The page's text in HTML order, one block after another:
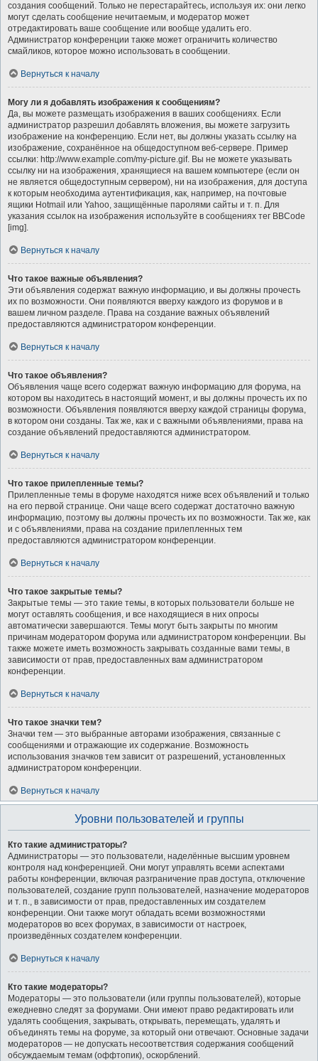
создания сообщений. Только не перестарайтесь, используя их: они легко
могут сделать сообщение нечитаемым, и модератор может
отредактировать ваше сообщение или вообще удалить его.
Администратор конференции также может ограничить количество
смайликов, которое можно использовать в сообщении.
Вернуться к началу
Могу ли я добавлять изображения к сообщениям?
Да, вы можете размещать изображения в ваших сообщениях. Если
администратор разрешил добавлять вложения, вы можете загрузить
изображение на конференцию. Если нет, вы должны указать ссылку на
изображение, сохранённое на общедоступном веб-сервере. Пример
ссылки: http://www.example.com/my-picture.gif. Вы не можете указывать
ссылку ни на изображения, хранящиеся на вашем компьютере (если он
не является общедоступным сервером), ни на изображения, для доступа
к которым необходима аутентификация, как, например, на почтовые
ящики Hotmail или Yahoo, защищённые паролями сайты и т. п. Для
указания ссылок на изображения используйте в сообщениях тег BBCode
[img].
Вернуться к началу
Что такое важные объявления?
Эти объявления содержат важную информацию, и вы должны прочесть
их по возможности. Они появляются вверху каждого из форумов и в
вашем личном разделе. Права на создание важных объявлений
предоставляются администратором конференции.
Вернуться к началу
Что такое объявления?
Объявления чаще всего содержат важную информацию для форума, на
котором вы находитесь в настоящий момент, и вы должны прочесть их по
возможности. Объявления появляются вверху каждой страницы форума,
в котором они созданы. Так же, как и с важными объявлениями, права на
создание объявлений предоставляются администратором.
Вернуться к началу
Что такое прилепленные темы?
Прилепленные темы в форуме находятся ниже всех объявлений и только
на его первой странице. Они чаще всего содержат достаточно важную
информацию, поэтому вы должны прочесть их по возможности. Так же, как
и с объявлениями, права на создание прилепленных тем
предоставляются администратором конференции.
Вернуться к началу
Что такое закрытые темы?
Закрытые темы — это такие темы, в которых пользователи больше не
могут оставлять сообщения, и все находящиеся в них опросы
автоматически завершаются. Темы могут быть закрыты по многим
причинам модератором форума или администратором конференции. Вы
также можете иметь возможность закрывать созданные вами темы, в
зависимости от прав, предоставленных вам администратором
конференции.
Вернуться к началу
Что такое значки тем?
Значки тем — это выбранные авторами изображения, связанные с
сообщениями и отражающие их содержание. Возможность
использования значков тем зависит от разрешений, установленных
администратором конференции.
Вернуться к началу
Уровни пользователей и группы
Кто такие администраторы?
Администраторы — это пользователи, наделённые высшим уровнем
контроля над конференцией. Они могут управлять всеми аспектами
работы конференции, включая разграничение прав доступа, отключение
пользователей, создание групп пользователей, назначение модераторов
и т. п., в зависимости от прав, предоставленных им создателем
конференции. Они также могут обладать всеми возможностями
модераторов во всех форумах, в зависимости от настроек,
произведённых создателем конференции.
Вернуться к началу
Кто такие модераторы?
Модераторы — это пользователи (или группы пользователей), которые
ежедневно следят за форумами. Они имеют право редактировать или
удалять сообщения, закрывать, открывать, перемещать, удалять и
объединять темы на форуме, за который они отвечают. Основные задачи
модераторов — не допускать несоответствия содержания сообщений
обсуждаемым темам (оффтопик), оскорблений.